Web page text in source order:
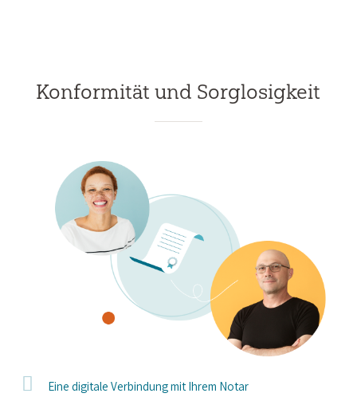
Konformität und Sorglosigkeit
Eine digitale Verbindung mit Ihrem Notar